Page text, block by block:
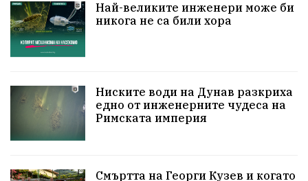
ПетърПетров Деца Обединение
Технологии
ПравоваДържава Варна Родителство
Сигурност Разследване Великобритания
Най-великите инженери може би
никога не са били хора
Ниските води на Дунав разкриха
едно от инженерните чудеса на
Римската империя
Смъртта на Георги Кузев и когато